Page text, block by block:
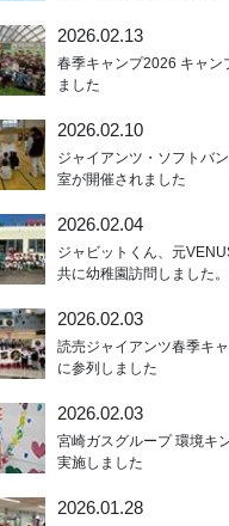
2026.02.13
春季キャンプ2026 キャン
ました
2026.02.10
ジャイアンツ・ソフトバ
室が開催されました
2026.02.04
ジャビットくん、元
共に幼稚園訪問しました。
2026.02.03
読売ジャイアンツ春季キ
に参列しました
2026.02.03
宮崎ガスグループ 環境キ
実施しました
2026.01.28